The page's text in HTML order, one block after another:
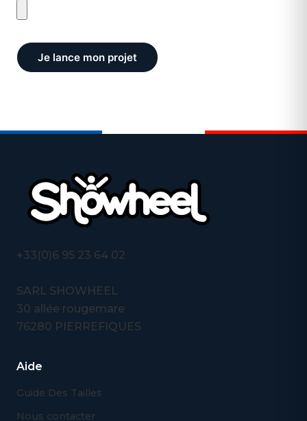
+33(0)6 95 23 64 02
SARL SHOWHEEL
30 allée rougemare
76280 PIERREFIQUES
Aide
Guide Des Tailles
Nous contacter